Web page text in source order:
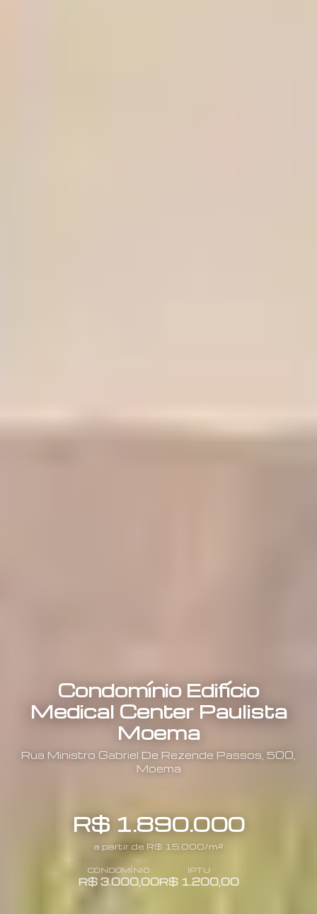
Condomínio Edifício
Medical Center Paulista
Moema
Rua Ministro Gabriel De Rezende Passos 500
Moema
PREÇO
R$ 1.890.000
a partir de R$ 15.000/m²
CONDOMÍNIO
R$ 3.000,00
IPTU
R$ 1.200,00